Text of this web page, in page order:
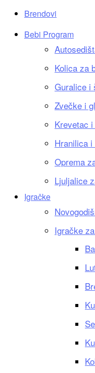
Brendovi
Bebi Program
Kolica za
Guralice i
Zvečke i
Krevetac
Hranilica
Oprema
Ljuljalice
Igračke
Igračke